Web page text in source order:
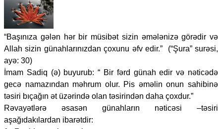
“Başınıza gələn hər bir müsibət sizin əmələnizə görədir və
Allah sizin günahlarınızdan çoxunu əfv edir.” (“Şura” surəsi,
ayə: 30)
İmam Sadiq (ə) buyurub: “ Bir fərd günah edir və nəticədə
gecə namazından məhrum olur. Pis əməlin onun sahibinə
təsiri bıçağın ət üzərində olan təsirindən daha çoxdur.”
Rəvayətlərə əsasən günahların nəticəsi –təsiri
aşağıdakılardan ibarətdir: